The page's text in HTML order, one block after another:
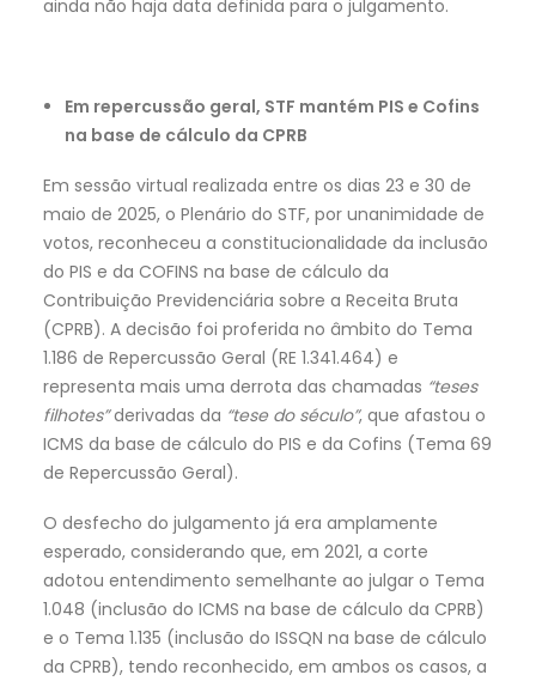
ainda não haja data definida para o julgamento.
Em repercussão geral, STF mantém PIS e Cofins
na base de cálculo da CPRB
Em sessão virtual realizada entre os dias 23 e 30 de
maio de 2025, o Plenário do STF, por unanimidade de
votos, reconheceu a constitucionalidade da inclusão
do PIS e da COFINS na base de cálculo da
Contribuição Previdenciária sobre a Receita Bruta
(CPRB). A decisão foi proferida no âmbito do Tema
1.186 de Repercussão Geral (RE 1.341.464) e
representa mais uma derrota das chamadas “teses
filhotes”derivadas da “tese do século”, que afastou o
ICMS da base de cálculo do PIS e da Cofins (Tema 69
de Repercussão Geral).
O desfecho do julgamento já era amplamente
esperado, considerando que, em 2021, a corte
adotou entendimento semelhante ao julgar o Tema
1.048 (inclusão do ICMS na base de cálculo da CPRB)
e o Tema 1.135 (inclusão do ISSQN na base de cálculo
da CPRB), tendo reconhecido, em ambos os casos, a